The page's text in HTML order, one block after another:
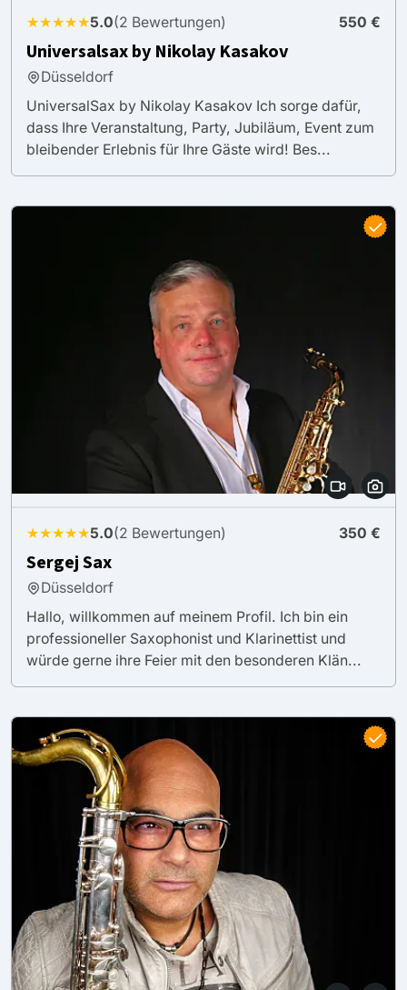
★★★★★5.0(2 Bewertungen) 550 €
Universalsax by Nikolay Kasakov
Düsseldorf
UniversalSax by Nikolay Kasakov Ich sorge dafür,
dass Ihre Veranstaltung, Party, Jubiläum, Event zum
bleibender Erlebnis für Ihre Gäste wird! Bes...
★★★★★5.0(2 Bewertungen) 350 €
Sergej Sax
Düsseldorf
Hallo, willkommen auf meinem Profil. Ich bin ein
professioneller Saxophonist und Klarinettist und
würde gerne ihre Feier mit den besonderen Klän...